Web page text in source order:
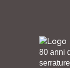
80 anni